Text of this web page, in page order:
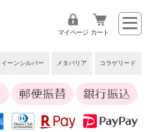
イーンシルバー メタバリア コラゲリード
マイページ カート